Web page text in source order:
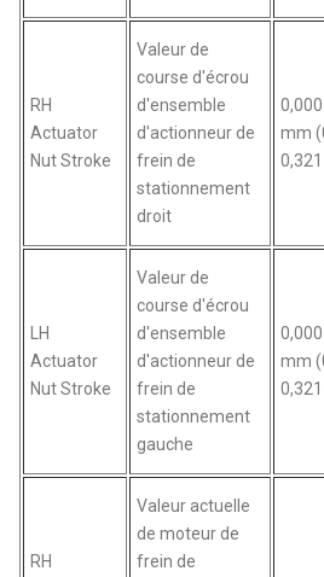
RH
Actuator
Nut Stroke
Valeur de
course d'écrou
d'ensemble
d'actionneur de
frein de
stationnement
droit
mm
LH
Actuator
Nut Stroke
Valeur de
course d'écrou
d'ensemble
d'actionneur de
frein de
stationnement
gauche
mm
RH
Valeur actuelle
de moteur de
frein de